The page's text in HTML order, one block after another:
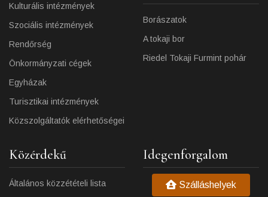
Kulturális intézmények
Szociális intézmények
Rendőrség
Önkormányzati cégek
Egyházak
Turisztikai intézmények
Közszolgáltatók elérhetőségei
Borászatok
A tokaji bor
Riedel Tokaji Furmint pohár
Közérdekű
Általános közzétételi lista
Idegenforgalom
Szálláshelyek